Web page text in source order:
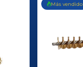
Más vendido